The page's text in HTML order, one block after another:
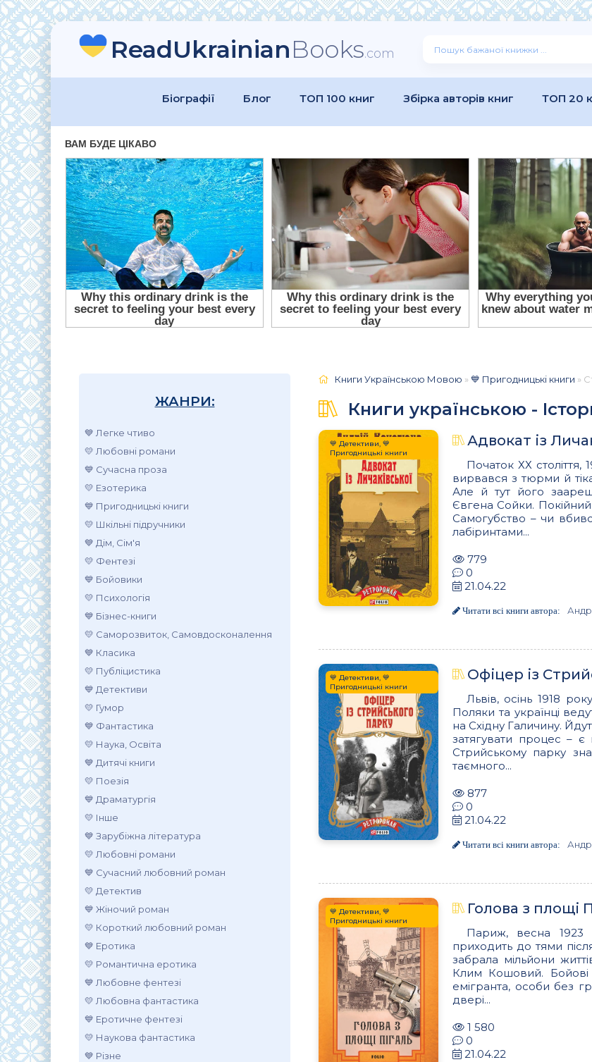
ReadUkrainianBooks.com
Біографії Блог ТОП 100 книг Збірка авторів книг ТОП 20
ЖАНРИ:
💙 Легке чтиво
💛 Любовні романи
💙 Сучасна проза
💛 Езотерика
💙 Пригодницькі книги
💛 Шкільні підручники
💙 Дім, Сім'я
💛 Фентезі
💙 Бойовики
💛 Психологія
💙 Бізнес-книги
💛 Саморозвиток, Самовдосконалення
💙 Класика
💛 Публіцистика
💙 Детективи
💛 Гумор
💙 Фантастика
💛 Наука, Освіта
💙 Дитячі книги
💛 Поезія
💙 Драматургія
💛 Інше
💙 Зарубіжна література
💛 Любовні романи
💙 Сучасний любовний роман
💛 Детектив
💙 Жіночий роман
💛 Короткий любовний роман
💙 Еротика
💛 Романтична еротика
💙 Любовне фентезі
💛 Любовна фантастика
💙 Еротичне фентезі
💛 Наукова фантастика
💙 Різне
Книги Українською Мовою »💙 Пригодницькі книги »
Книги українською -
💙 Детективи, 💙
Пригодницькі книги
Адвокат із
Початок ХХ
вирвався з тюрми й
Але й тут його
Євгена Сойки. Покійний
Самогубство – чи
лабіринтами...
779
0
21.04.22
Читати всі книги автора:
💙 Детективи, 💙
Пригодницькі книги
Офіцер із
Львів, осінь 1918
Поляки та українці
на Східну Галичину.
затягувати процес –
Стрийському парку
таємного...
877
0
21.04.22
Читати всі книги автора:
💙 Детективи, 💙
Пригодницькі книги
Голова з площі
Париж, весна 1923
приходить до тями
забрала мільйони
Клим Кошовий. Бойові
емігранта, особи без
двері...
1 580
0
21.04.22